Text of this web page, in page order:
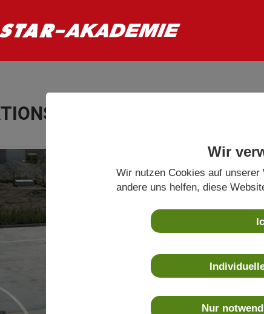
Wir
Wir nutzen Cookies auf unserer
andere uns helfen, diese
Nur